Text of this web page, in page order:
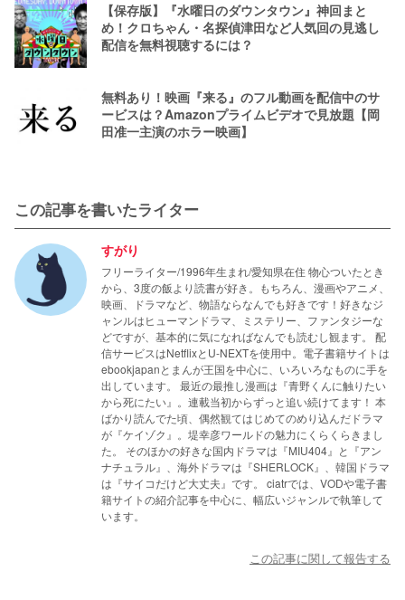
【保存版】『水曜日のダウンタウン』神回まと
め！クロちゃん・名探偵津田など人気回の見逃し
配信を無料視聴するには？
無料あり！映画『来る』のフル動画を配信中のサ
ービスは？Amazonプライムビデオで見放題【岡
田准一主演のホラー映画】
この記事を書いたライター
すがり
フリーライター/1996年生まれ/愛知県在住 物心ついたとき
から、3度の飯より読書が好き。もちろん、漫画やアニメ、
映画、ドラマなど、物語ならなんでも好きです！好きなジ
ャンルはヒューマンドラマ、ミステリー、ファンタジーな
どですが、基本的に気になればなんでも読むし観ます。 配
信サービスはNetflixとU-NEXTを使用中。電子書籍サイトは
ebookjapanとまんが王国を中心に、いろいろなものに手を
出しています。 最近の最推し漫画は『青野くんに触りたい
から死にたい』。連載当初からずっと追い続けてます！ 本
ばかり読んでた頃、偶然観てはじめてのめり込んだドラマ
が『ケイゾク』。堤幸彦ワールドの魅力にくらくらきまし
た。 そのほかの好きな国内ドラマは『MIU404』と『アン
ナチュラル』、海外ドラマは『SHERLOCK』、韓国ドラマ
は『サイコだけど大丈夫』です。 ciatrでは、VODや電子書
籍サイトの紹介記事を中心に、幅広いジャンルで執筆して
います。
この記事に関して報告する